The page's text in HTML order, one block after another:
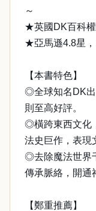
～
★英國DK百科權
★亞馬遜4.8星，
【本書特色】
◎全球知名DK出
則至高好評。
◎橫跨東西文化
法史巨作，表現
◎去除魔法世界
傳承脈絡，開通
【鄭重推薦】